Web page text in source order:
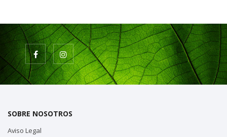
SOBRE NOSOTROS
Aviso Legal